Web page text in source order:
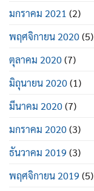
มกราคม 2021 (2)
พฤศจิกายน 2020(5)
ตุลาคม 2020(7)
มิถุนายน 2020(1)
มีนาคม 2020(7)
มกราคม 2020(3)
ธันวาคม 2019 (3)
พฤศจิกายน 2019 (5)